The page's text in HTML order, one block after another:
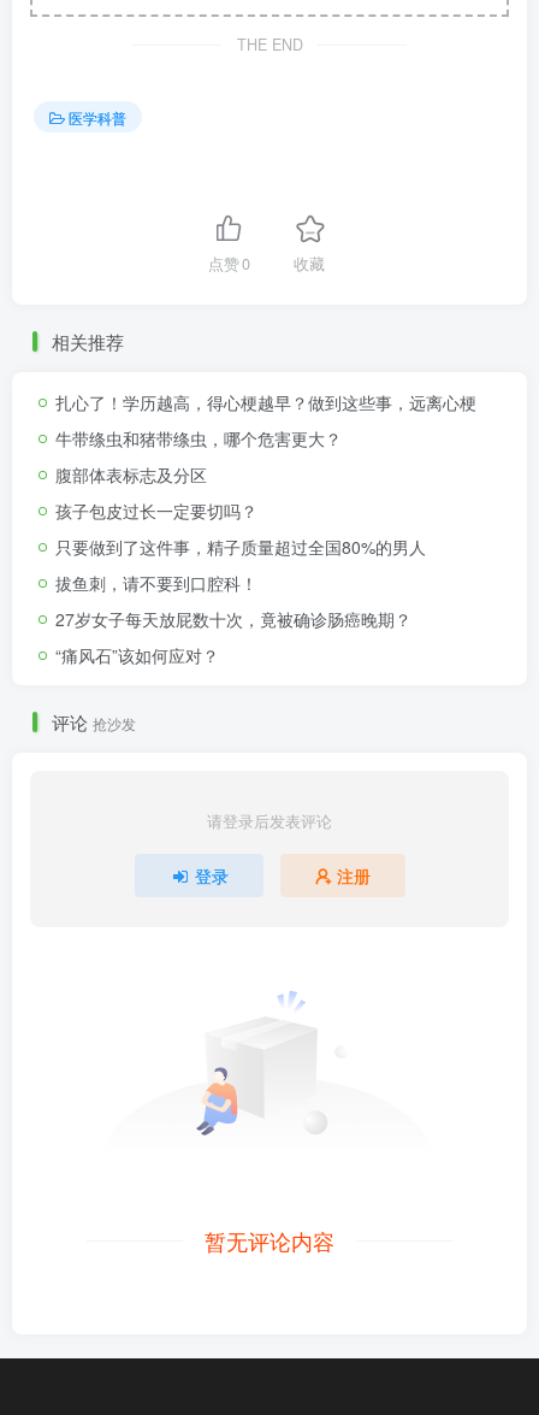
THE END
医学科普
点赞0 收藏
相关推荐
扎心了！学历越高，得心梗越早？做到这些事，远离心梗
牛带绦虫和猪带绦虫，哪个危害更大？
腹部体表标志及分区
孩子包皮过长一定要切吗？
只要做到了这件事，精子质量超过全国80%的男人
拔鱼刺，请不要到口腔科！
27岁女子每天放屁数十次，竟被确诊肠癌晚期？
“痛风石”该如何应对？
评论 抢沙发
请登录后发表评论
登录 注册
暂无评论内容